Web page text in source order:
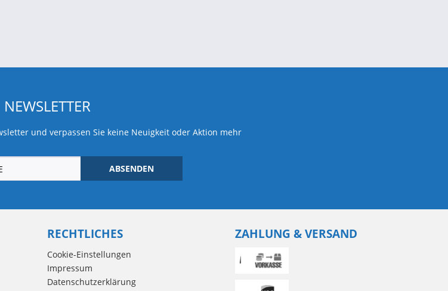
NEWSLETTER
und verpassen Sie keine Neuigkeit oder Aktion mehr
ABSENDEN
RECHTLICHES
Cookie-Einstellungen
Impressum
Datenschutzerklärung
ZAHLUNG & VERSAND